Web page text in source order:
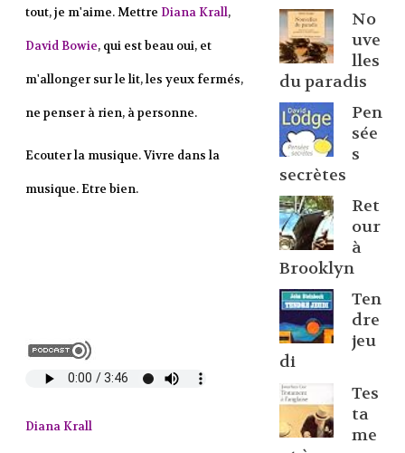
tout, je m'aime. Mettre Diana Krall,
David Bowie, qui est beau oui, et
m'allonger sur le lit, les yeux fermés,
ne penser à rien, à personne.
Ecouter la musique. Vivre dans la
musique. Etre bien.
Diana Krall
No
uve
lles
du paradis
Pen
sée
s
secrètes
Ret
our
à
Brooklyn
Ten
dre
jeu
di
Tes
ta
me